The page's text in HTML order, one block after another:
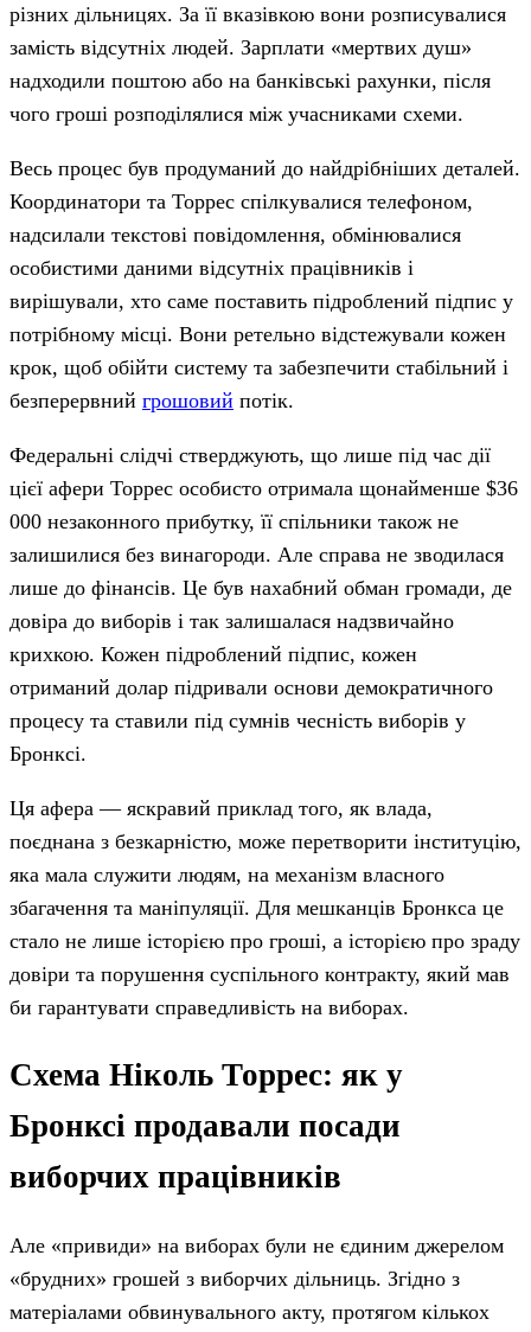
різних дільницях. За її вказівкою вони розписувалися
замість відсутніх людей. Зарплати «мертвих душ»
надходили поштою або на банківські рахунки, після
чого гроші розподілялися між учасниками схеми.
Весь процес був продуманий до найдрібніших деталей.
Координатори та Торрес спілкувалися телефоном,
надсилали текстові повідомлення, обмінювалися
особистими даними відсутніх працівників і
вирішували, хто саме поставить підроблений підпис у
потрібному місці. Вони ретельно відстежували кожен
крок, щоб обійти систему та забезпечити стабільний і
безперервний грошовий потік.
Федеральні слідчі стверджують, що лише під час дії
цієї афери Торрес особисто отримала щонайменше $36
000 незаконного прибутку, її спільники також не
залишилися без винагороди. Але справа не зводилася
лише до фінансів. Це був нахабний обман громади, де
довіра до виборів і так залишалася надзвичайно
крихкою. Кожен підроблений підпис, кожен
отриманий долар підривали основи демократичного
процесу та ставили під сумнів чесність виборів у
Бронксі.
Ця афера — яскравий приклад того, як влада,
поєднана з безкарністю, може перетворити інституцію,
яка мала служити людям, на механізм власного
збагачення та маніпуляції. Для мешканців Бронкса це
стало не лише історією про гроші, а історією про зраду
довіри та порушення суспільного контракту, який мав
би гарантувати справедливість на виборах.
Схема Ніколь Торрес: як у
Бронксі продавали посади
виборчих працівників
Але «привиди» на виборах були не єдиним джерелом
«брудних» грошей з виборчих дільниць. Згідно з
матеріалами обвинувального акту, протягом кількох